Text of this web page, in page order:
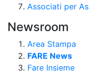
Associati per
Newsroom
Area Stampa
FARE News
Fare Insieme